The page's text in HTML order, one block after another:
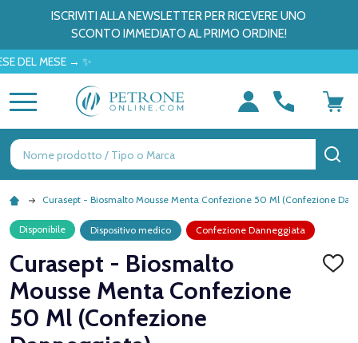
ISCRIVITI ALLA NEWSLETTER PER RICEVERE UNO
SCONTO IMMEDIATO AL PRIMO ORDINE!
MESE → ✨
Ricerca
Curasept - Biosmalto Mousse Menta Confezione 50 Ml (Confezione
Disponibile Dispositivo medico Confezione Danneggiata
Curasept - Biosmalto
Mousse Menta Confezione
50 Ml (Confezione